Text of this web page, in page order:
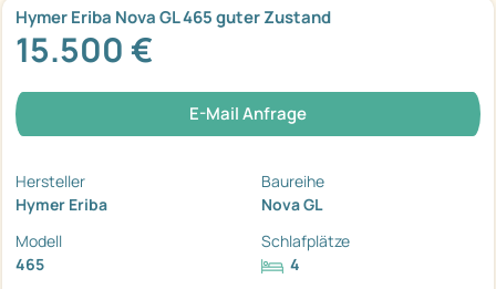
Hymer Eriba Nova GL 465 guter Zustand
15.500 €
E-Mail Anfrage
Hersteller
Hymer Eriba
Baureihe
Nova GL
Modell
465
Schlafplätze
4